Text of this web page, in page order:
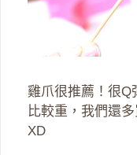
雞爪很推薦！很Q
比較重，我們還
XD